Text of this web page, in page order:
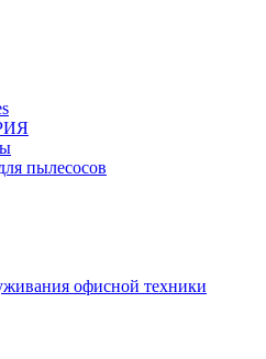
пылесосов
офисной техники